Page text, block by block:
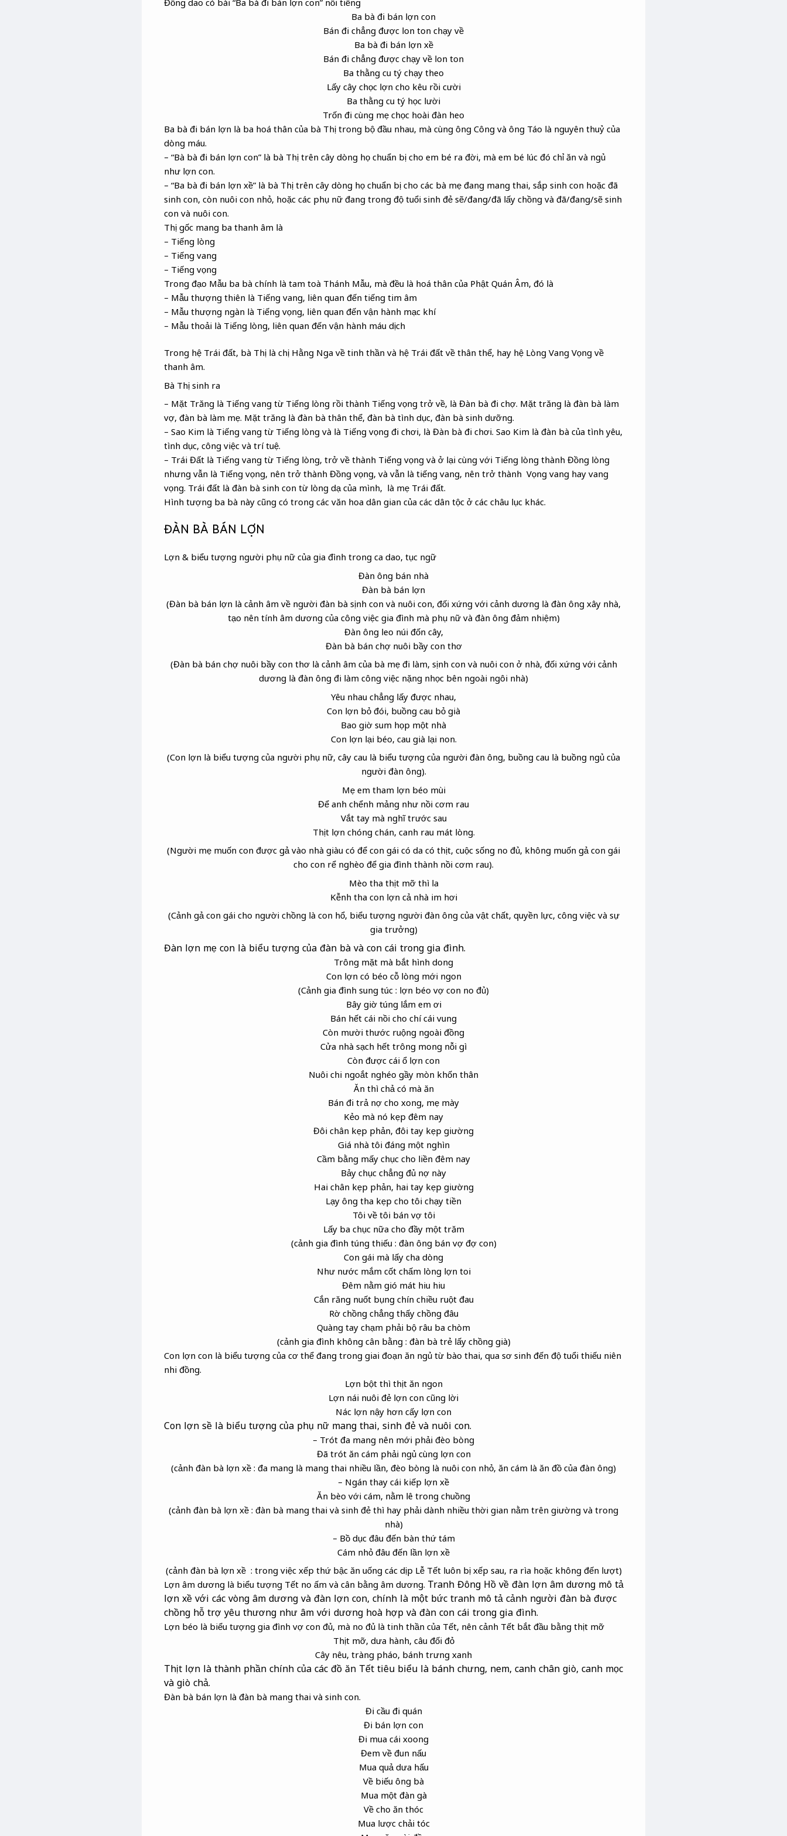
Ba bà đi bán lợn con
Bán đi chẳng được lon ton chạy về
Ba bà đi bán lợn xề
Bán đi chẳng được chạy về lon ton
Ba thằng cu tý chạy theo
Lấy cây chọc lợn cho kêu rồi cười
Ba thằng cu tý học lười
Trốn đi cùng mẹ chọc hoài đàn heo
Ba bà đi bán lợn là ba hoá thân của bà Thị trong bộ đầu nhau, mà cùng ông Công và ông Táo là nguyên thuỷ của
dòng máu.
– “Bà bà đi bán lợn con” là bà Thị trên cây dòng họ chuẩn bị cho em bé ra đời, mà em bé lúc đó chỉ ăn và ngủ
như lợn con.
– “Ba bà đi bán lợn xề” là bà Thị trên cây dòng họ chuẩn bị cho các bà mẹ đang mang thai, sắp sinh con hoặc đã
sinh con, còn nuôi con nhỏ, hoặc các phụ nữ đang trong độ tuổi sinh đẻ sẽ/đang/đã lấy chồng và đã/đang/sẽ sinh
con và nuôi con.
Thị gốc mang ba thanh âm là
– Tiếng lòng
– Tiếng vang
– Tiếng vọng
Trong đạo Mẫu ba bà chính là tam toà Thánh Mẫu, mà đều là hoá thân của Phật Quán Âm, đó là
– Mẫu thượng thiên là Tiếng vang, liên quan đến tiếng tim âm
– Mẫu thượng ngàn là Tiếng vọng, liên quan đến vận hành mạc khí
– Mẫu thoải là Tiếng lòng, liên quan đến vận hành máu dịch
Trong hệ Trái đất, bà Thị là chị Hằng Nga về tinh thần và hệ Trái đất về thân thể, hay hệ Lòng Vang Vọng về
thanh âm.
Bà Thị sinh ra
– Mặt Trăng là Tiếng vang từ Tiếng lòng rồi thành Tiếng vọng trở về, là Đàn bà đi chợ. Mặt trăng là đàn bà làm
vợ, đàn bà làm mẹ. Mặt trăng là đàn bà thân thể, đàn bà tình dục, đàn bà sinh dưỡng.
– Sao Kim là Tiếng vang từ Tiếng lòng và là Tiếng vọng đi chơi, là Đàn bà đi chơi. Sao Kim là đàn bà của tình yêu,
tình dục, công việc và trí tuệ.
– Trái Đất là Tiếng vang từ Tiếng lòng, trở về thành Tiếng vọng và ở lại cùng với Tiếng lòng thành Đồng lòng
nhưng vẫn là Tiếng vọng, nên trở thành Đồng vọng, và vẫn là tiếng vang, nên trở thành Vọng vang hay vang
vọng. Trái đất là đàn bà sinh con từ lòng dạ của mình, là mẹ Trái đất.
Hình tượng ba bà này cũng có trong các văn hoa dân gian của các dân tộc ở các châu lục khác.
ĐÀN BÀ BÁN LỢN
Lợn & biểu tượng người phụ nữ của gia đình trong ca dao, tục ngữ
Đàn ông bán nhà
Đàn bà bán lợn
(Đàn bà bán lợn là cảnh âm về người đàn bà sịnh con và nuôi con, đối xứng với cảnh dương là đàn ông xây nhà,
tạo nên tính âm dương của công việc gia đình mà phụ nữ và đàn ông đảm nhiệm)
Đàn ông leo núi đốn cây,
Đàn bà bán chợ nuôi bầy con thơ
(Đàn bà bán chợ nuôi bầy con thơ là cảnh âm của bà mẹ đi làm, sịnh con và nuôi con ở nhà, đối xứng với cảnh
dương là đàn ông đi làm công việc nặng nhọc bên ngoài ngôi nhà)
Yêu nhau chẳng lấy được nhau,
Con lợn bỏ đói, buồng cau bỏ già
Bao giờ sum họp một nhà
Con lợn lại béo, cau già lại non.
(Con lợn là biểu tượng của người phụ nữ, cây cau là biểu tượng của người đàn ông, buồng cau là buồng ngủ của
người đàn ông).
Mẹ em tham lợn béo mùi
Để anh chểnh mảng như nồi cơm rau
Vắt tay mà nghĩ trước sau
Thịt lợn chóng chán, canh rau mát lòng.
(Người mẹ muốn con được gả vào nhà giàu có để con gái có da có thịt, cuộc sống no đủ, không muốn gả con gái
cho con rể nghèo để gia đình thành nồi cơm rau).
Mèo tha thịt mỡ thì la
Kễnh tha con lợn cả nhà im hơi
(Cảnh gả con gái cho người chồng là con hổ, biểu tượng người đàn ông của vật chất, quyền lực, công việc và sự
gia trưởng)
Đàn lợn mẹ con là biểu tượng của đàn bà và con cái trong gia đình.
Trông mặt mà bắt hình dong
Con lợn có béo cỗ lòng mới ngon
(Cảnh gia đình sung túc : lợn béo vợ con no đủ)
Bây giờ túng lắm em ơi
Bán hết cái nồi cho chí cái vung
Còn mười thước ruộng ngoài đồng
Cửa nhà sạch hết trông mong nỗi gì
Còn được cái ổ lợn con
Nuôi chi ngoắt nghéo gầy mòn khốn thân
Ăn thì chả có mà ăn
Bán đi trả nợ cho xong, mẹ mày
Kẻo mà nó kẹp đêm nay
Đôi chân kẹp phản, đôi tay kẹp giường
Giá nhà tôi đáng một nghìn
Cầm bằng mấy chục cho liền đêm nay
Bảy chục chẳng đủ nợ này
Hai chân kẹp phản, hai tay kẹp giường
Lạy ông tha kẹp cho tôi chạy tiền
Tôi về tôi bán vợ tôi
Lấy ba chục nữa cho đầy một trăm
(cảnh gia đình túng thiếu : đàn ông bán vợ đợ con)
Con gái mà lấy cha dòng
Như nước mắm cốt chấm lòng lợn toi
Đêm nằm gió mát hiu hiu
Cắn răng nuốt bụng chín chiều ruột đau
Rờ chồng chẳng thấy chồng đâu
Quàng tay chạm phải bộ râu ba chòm
(cảnh gia đình không cân bằng : đàn bà trẻ lấy chồng già)
Con lợn con là biểu tượng của cơ thể đang trong giai đoạn ăn ngủ từ bào thai, qua sơ sinh đến độ tuổi thiếu niên
nhi đồng.
Lợn bột thì thịt ăn ngon
Lợn nái nuôi đẻ lợn con cũng lời
Nác lợn nậy hơn cấy lợn con
Con lợn sề là biểu tượng của phụ nữ mang thai, sinh đẻ và nuôi con.
– Trót đa mang nên mới phải đèo bòng
Đã trót ăn cám phải ngủ cùng lợn con
(cảnh đàn bà lợn xề : đa mang là mang thai nhiều lần, đèo bòng là nuôi con nhỏ, ăn cám là ăn đồ của đàn ông)
– Ngán thay cái kiếp lợn xề
Ăn bèo với cám, nằm lê trong chuồng
(cảnh đàn bà lợn xề : đàn bà mang thai và sinh đẻ thì hay phải dành nhiều thời gian nằm trên giường và trong
nhà)
– Bồ dục đâu đến bàn thứ tám
Cám nhỏ đâu đến lần lợn xề
(cảnh đàn bà lợn xề : trong việc xếp thứ bậc ăn uống các dịp Lễ Tết luôn bị xếp sau, ra rìa hoặc không đến lượt)
Lợn âm dương là biểu tượng Tết no ấm và cân bằng âm dương. Tranh Đông Hồ về đàn lợn âm dương mô tả
lợn xề với các vòng âm dương và đàn lợn con, chính là một bức tranh mô tả cảnh người đàn bà được
chồng hỗ trợ yêu thương như âm với dương hoà hợp và đàn con cái trong gia đình.
Lợn béo là biểu tượng gia đình vợ con đủ, mà no đủ là tinh thần của Tết, nên cảnh Tết bắt đầu bằng thịt mỡ
Thịt mỡ, dưa hành, câu đối đỏ
Cây nêu, tràng pháo, bánh trưng xanh
Thịt lợn là thành phần chính của các đồ ăn Tết tiêu biểu là bánh chưng, nem, canh chân giò, canh mọc
và giò chả.
Đàn bà bán lợn là đàn bà mang thai và sinh con.
Đi cầu đi quán
Đi bán lợn con
Đi mua cái xoong
Đem về đun nấu
Mua quả dưa hấu
Về biếu ông bà
Mua một đàn gà
Về cho ăn thóc
Mua lược chải tóc